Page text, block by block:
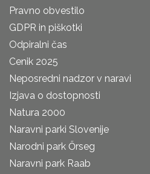
Pravno obvestilo
GDPR in piškotki
Odpiralni čas
Cenik 2025
Neposredni nadzor v naravi
Izjava o dostopnosti
Natura 2000
Naravni parki Slovenije
Narodni park Őrseg
Naravni park Raab